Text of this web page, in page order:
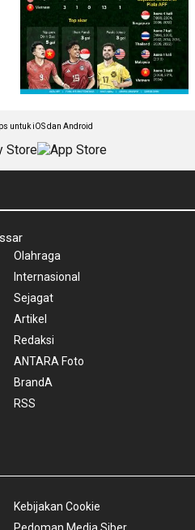
untuk iOS dan Android
Olahraga
Internasional
Sejagat
Artikel
Redaksi
ANTARA Foto
BrandA
RSS
Kebijakan Cookie